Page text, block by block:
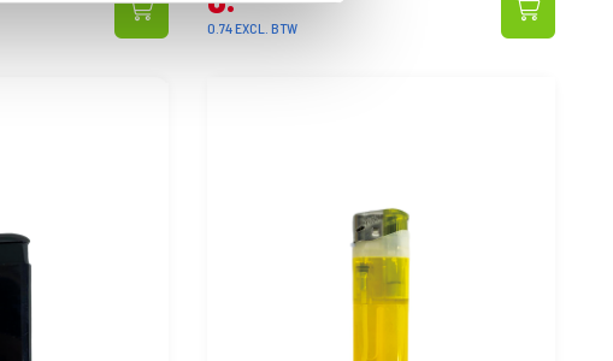
0.74 EXCL. BTW